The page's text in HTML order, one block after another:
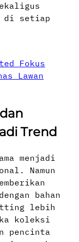
di setiap
Trend
menjadi
Namun
bahan
lebih
koleksi
pencinta